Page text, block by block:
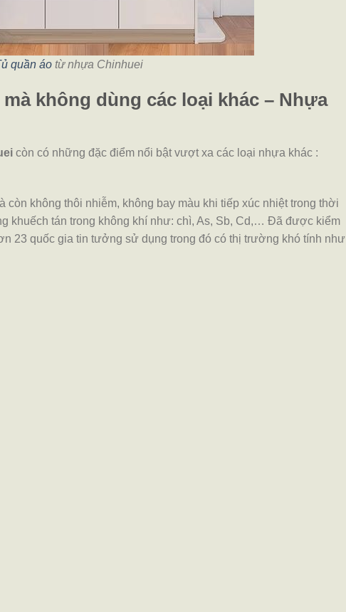
quần áotừ nhựa Chinhuei
không dùng các loại khác – Nhựa
còn có những đặc điểm nổi bật vượt xa các loại nhựa khác :
còn không thôi nhiễm, không bay màu khi tiếp xúc nhiệt trong thời
khuếch tán trong không khí như: chì, As, Sb, Cd,… Đã được kiểm
23 quốc gia tin tưởng sử dụng trong đó có thị trường khó tính như